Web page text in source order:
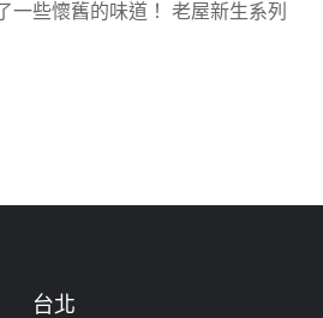
一些懷舊的味道！ 老屋新生系列
台北